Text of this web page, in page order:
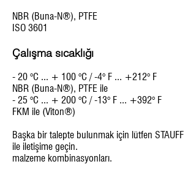
NBR (Buna-N®), PTFE
ISO 3601
Çalışma sıcaklığı
- 20 °C ... + 100 °C / -4° F ... +212° F
NBR (Buna-N®), PTFE ile
- 25 °C ... + 200 °C / -13° F ... +392° F
FKM ile (Viton®)
Başka bir talepte bulunmak için lütfen STAUFF
ile iletişime geçin.
malzeme kombinasyonları.